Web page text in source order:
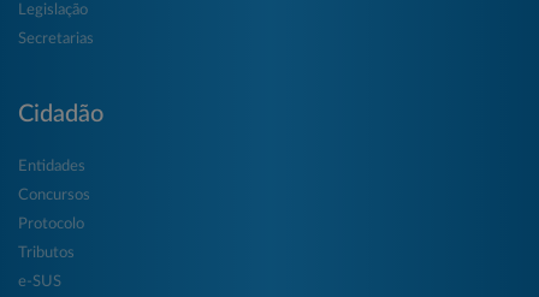
Legislação
Secretarias
Cidadão
Entidades
Concursos
Protocolo
Tributos
e-SUS